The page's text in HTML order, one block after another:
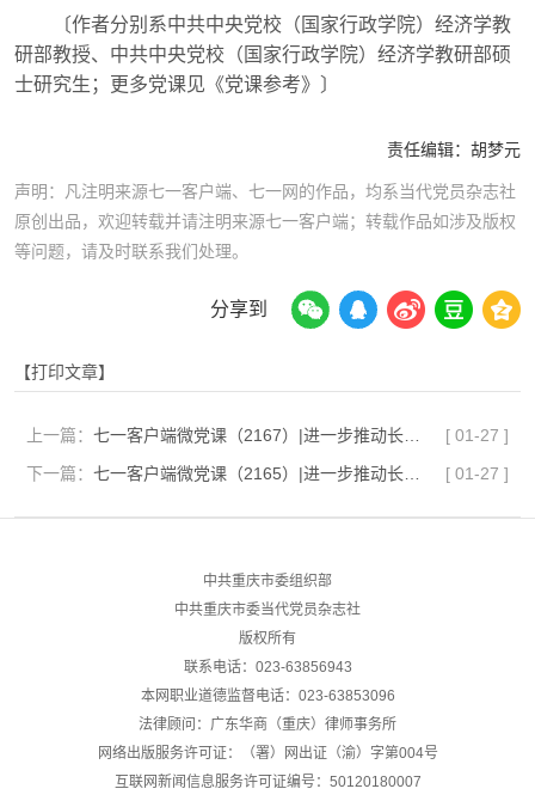
〔作者分别系中共中央党校（国家行政学院）经济学教
研部教授、中共中央党校（国家行政学院）经济学教研部硕
士研究生；更多党课见《党课参考》〕
责任编辑： 胡梦元
声明：凡注明来源七一客户端、七一网的作品，均系当代党员杂志社
原创出品，欢迎转载并请注明来源七一客户端；转载作品如涉及版权
等问题，请及时联系我们处理。
分享到
【打印文章】
上一篇： [ 01-27 ]
下一篇：
[ 01-27 ]
中共重庆市委组织部
中共重庆市委当代党员杂志社
版权所有
联系电话：023-63856943
本网职业道德监督电话：023-63853096
法律顾问：广东华商（重庆）律师事务所
网络出版服务许可证：（署）网出证（渝）字第004号
互联网新闻信息服务许可证编号：50120180007